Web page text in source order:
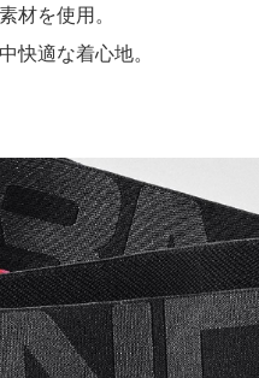
材を使用。
快適な着心地。